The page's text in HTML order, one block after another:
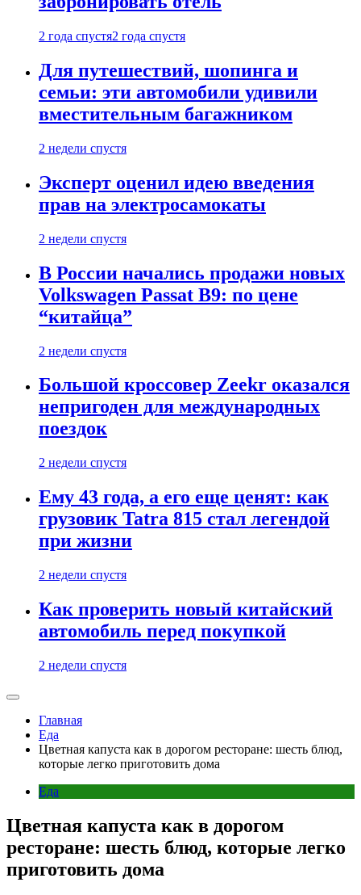
2 года спустя2 года спустя
Для путешествий, шопинга и
семьи: эти автомобили удивили
вместительным багажником
2 недели спустя
Эксперт оценил идею введения
прав на электросамокаты
2 недели спустя
В России начались продажи новых
Volkswagen Passat B9: по цене
“китайца”
2 недели спустя
Большой кроссовер Zeekr оказался
непригоден для международных
поездок
2 недели спустя
Ему 43 года, а его еще ценят: как
грузовик Tatra 815 стал легендой
при жизни
2 недели спустя
Как проверить новый китайский
автомобиль перед покупкой
2 недели спустя
Главная
Еда
Цветная капуста как в дорогом ресторане: шесть блюд,
которые легко приготовить дома
Еда
Цветная капуста как в дорогом
ресторане: шесть блюд, которые легко
приготовить дома